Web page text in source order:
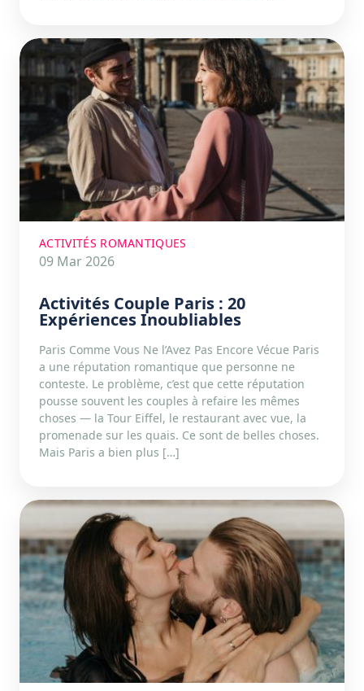
ACTIVITÉS ROMANTIQUES
09 Mar 2026
Activités Couple Paris : 20
Expériences Inoubliables
Paris Comme Vous Ne l’Avez Pas Encore Vécue Paris
a une réputation romantique que personne ne
conteste. Le problème, c’est que cette réputation
pousse souvent les couples à refaire les mêmes
choses — la Tour Eiffel, le restaurant avec vue, la
promenade sur les quais. Ce sont de belles choses.
Mais Paris a bien plus […]